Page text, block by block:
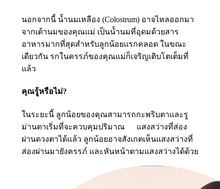
นอกจากนี้ น้ำนมเหลือง (Colostrum) อาจไหลออกมา
จากเต้านมของคุณแม่ เป็นน้ำนมที่อุดมด้วยสาร
อาหารมากที่สุดสำหรับลูกน้อยแรกคลอด ในขณะ
เดียวกัน รกในครรภ์ของคุณแม่ก็เจริญเติบโตเต็มที่
แล้ว
คุณรู้หรือไม่?
ในระยะนี้ ลูกน้อยของคุณสามารถกะพริบตาและรู
ม่านตาเริ่มที่จะควบคุมปริมาณ แสงสว่างที่ส่อง
ผ่านดวงตาได้แล้ว ลูกน้อยอาจสังเกตเห็นแสงสว่างที่
ส่องผ่านมายังครรภ์ และหันหน้าตามแสงสว่างได้ด้วย